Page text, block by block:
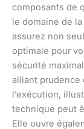
composants de
le domaine de
assurez non
optimale pour
sécurité
alliant prudence
l’exécution,
technique peut
Elle ouvre